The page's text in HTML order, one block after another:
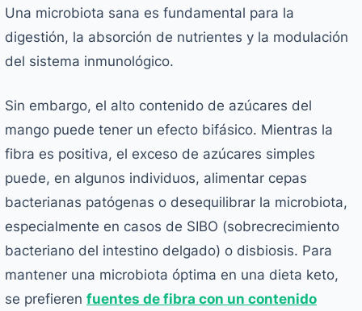
Una microbiota sana es fundamental para la
digestión, la absorción de nutrientes y la modulación
del sistema inmunológico.
Sin embargo, el alto contenido de azúcares del
mango puede tener un efecto bifásico. Mientras la
fibra es positiva, el exceso de azúcares simples
puede, en algunos individuos, alimentar cepas
bacterianas patógenas o desequilibrar la microbiota,
especialmente en casos de SIBO (sobrecrecimiento
bacteriano del intestino delgado) o disbiosis. Para
mantener una microbiota óptima en una dieta keto,
se prefieren fuentes de fibra con un contenido